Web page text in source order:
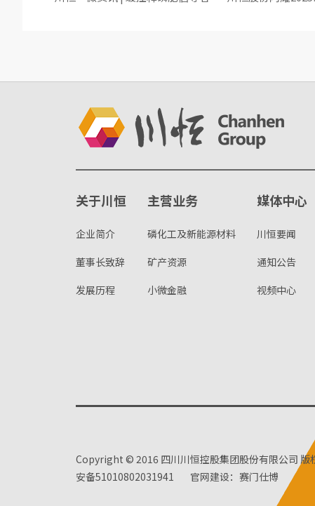
关于川恒
企业简介
董事长致辞
发展历程
主营业务
磷化工及新能源材料
矿产资源
小微金融
媒体中心
川恒要闻
通知公告
视频中心
Copyright © 2016 四川川恒控股集团股份有限公司 版
安备51010802031941
官网建设：赛门仕博